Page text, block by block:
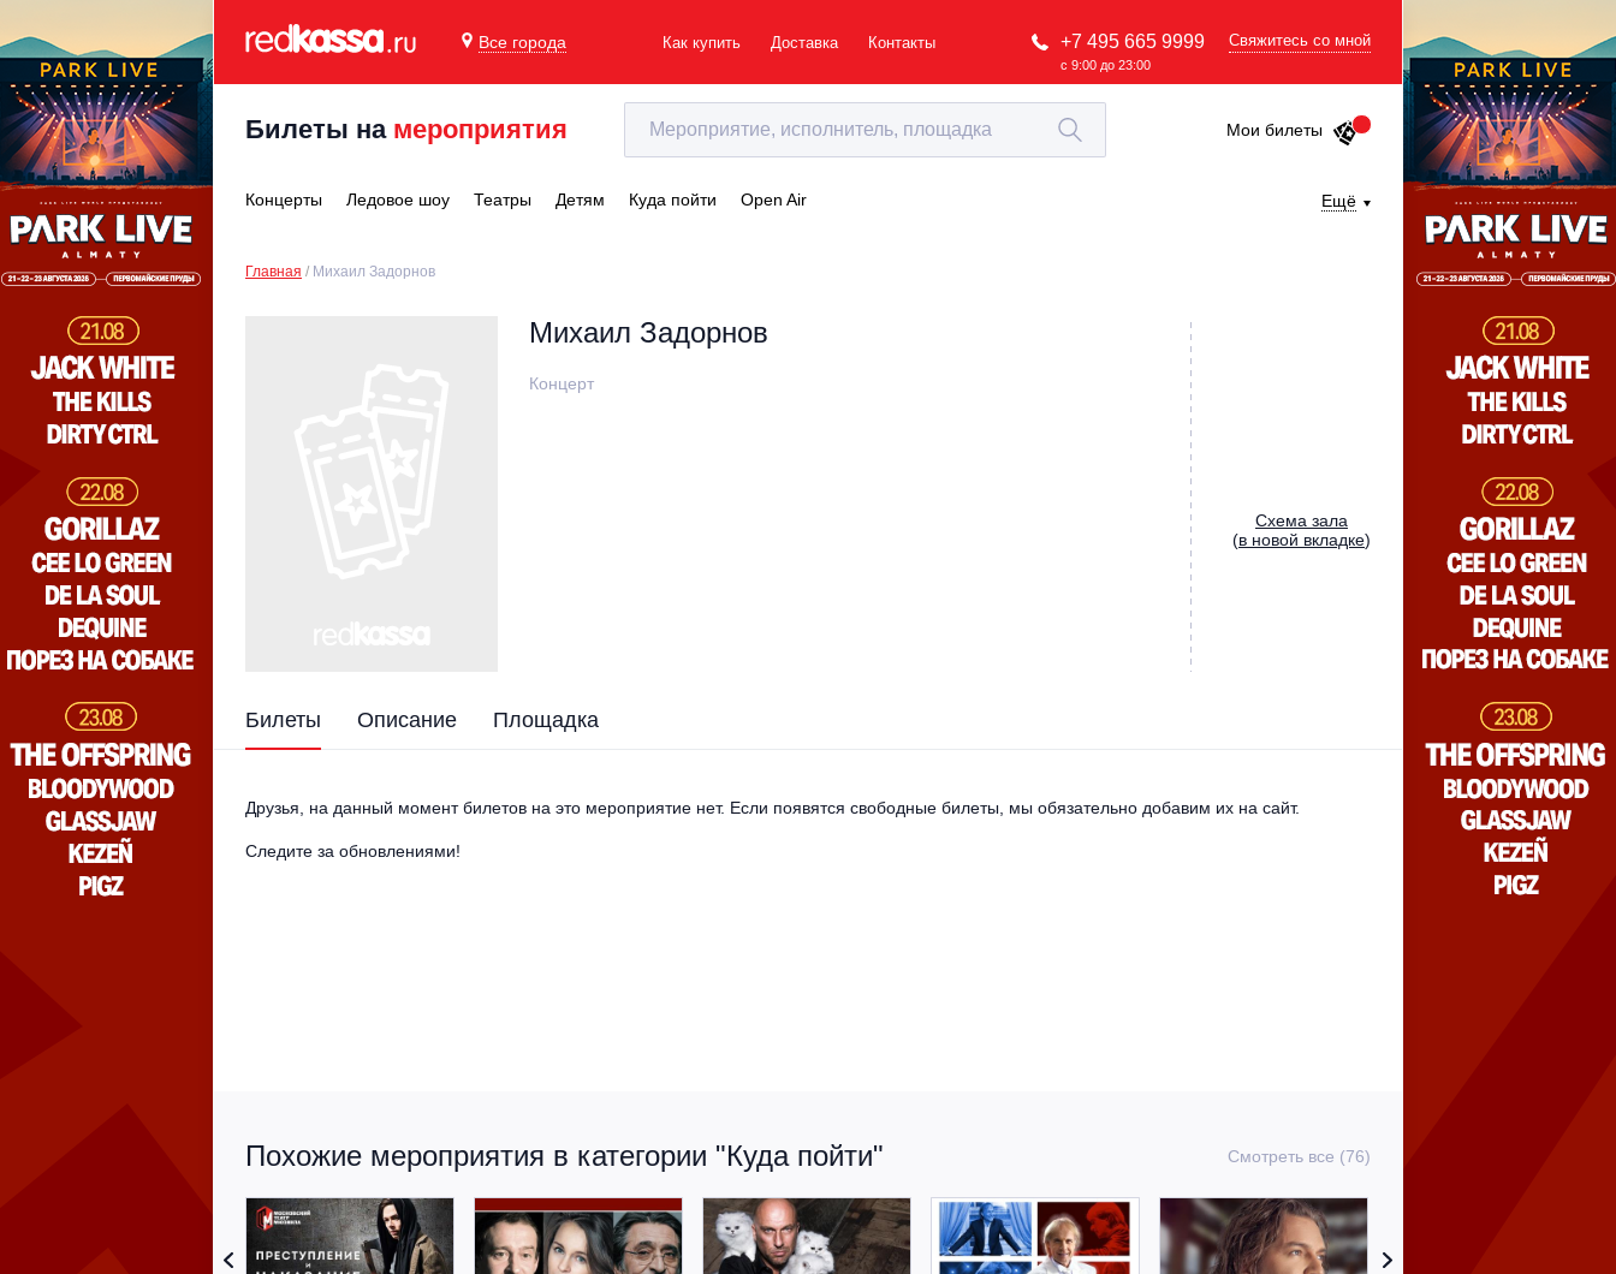
Все города Как купить Доставка Контакты +7 495 665 9999
с 9:00 до 23:00
Свяжитесь со мной
Билеты на мероприятия Мои билеты
Концерты Ледовое шоу Театры Детям Куда пойти Open Air Ещё
Главная Михаил Задорнов
Михаил Задорнов
Концерт
Cхема зала
(в новой вкладке)
Билеты Описание Площадка
Друзья, на данный момент билетов на это мероприятие нет. Если появятся свободные билеты, мы обязательно добавим их на сайт.
Следите за обновлениями!
Похожие мероприятия в категории "Куда пойти" Смотреть все (76)